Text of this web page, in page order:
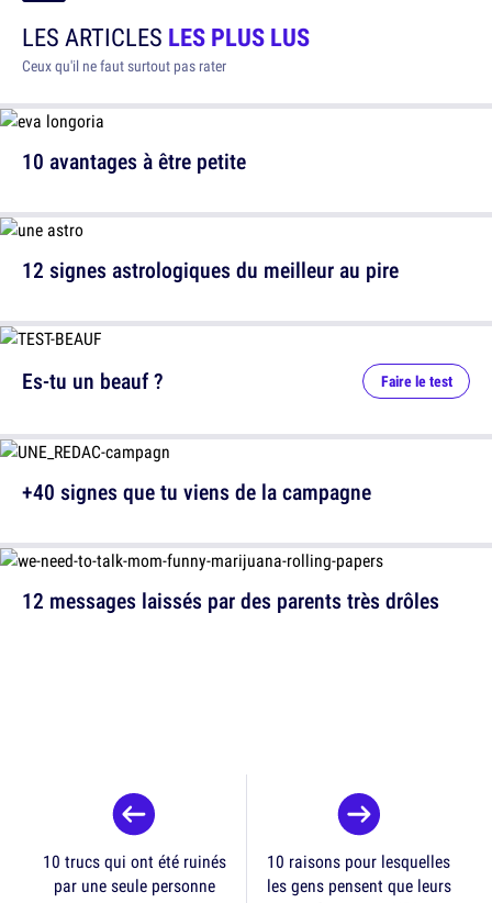
LES ARTICLES LES PLUS LUS
Ceux qu'il ne faut surtout pas rater
10 avantages à être petite
12 signes astrologiques du meilleur au pire
12 messages laissés par des parents très drôles
Es-tu un beauf ? Faire le test
+40 signes que tu viens de la campagne
10 trucs qui ont été ruinés
par une seule personne
10 raisons pour lesquelles
les gens pensent que leurs